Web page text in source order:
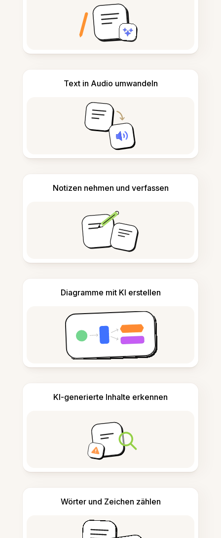
Text in Audio umwandeln
Notizen nehmen und verfassen
Diagramme mit KI erstellen
KI-generierte Inhalte erkennen
Wörter und Zeichen zählen